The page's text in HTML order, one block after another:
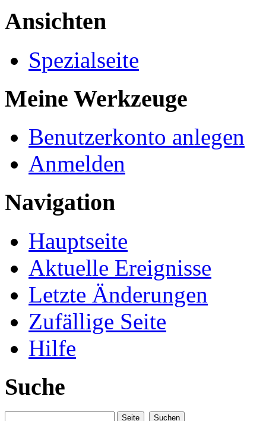
Ansichten
Spezialseite
Meine Werkzeuge
Benutzerkonto anlegen
Anmelden
Navigation
Hauptseite
Aktuelle Ereignisse
Letzte Änderungen
Zufällige Seite
Hilfe
Suche